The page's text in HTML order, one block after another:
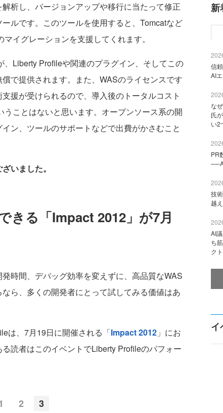
析し、バージョンアップや移行に当たって修正
ルです。このツールを使用すると、Tomcatなど
イグレーションを支援してくれます。
Liberty Profileや関連のプラグイン、そしてこの
で提供されます。また、WASのライセンスです
援が受けられるので、導入後のトータルコスト
ことはないと思います。オープンソース系の開
ン、ツールのサポートなどで出費がかさむこと
いました。
きる「Impact 2012」が7月
時間、デバッグ効率を変えずに、高品質なWAS
ら、多くの開発者にとって試してみる価値はあ
は、7月19日に開催される「Impact 2012 」にお
読者はこのイベントでLiberty Profileのパフォー
2 3
新
信
AI
な
氏
い2
PR
技
越
AI
ち
ク
イ